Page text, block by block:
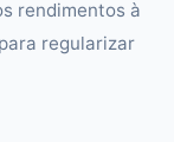
rendimentos à
regularizar